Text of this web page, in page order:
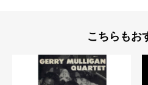
こちらもお